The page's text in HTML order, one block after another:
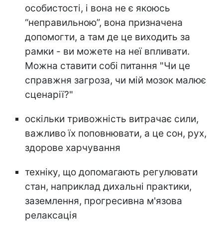
особистості, і вона не є якоюсь
“неправильною”, вона призначена
допомогти, а там де це виходить за
рамки - ви можете на неї впливати.
Можна ставити собі питання "Чи це
справжня загроза, чи мій мозок малює
сценарії?"
оскільки тривожність витрачає сили,
важливо їх поповнювати, а це сон, рух,
здорове харчування
техніку, що допомагають регулювати
стан, наприклад дихальні практики,
заземлення, прогресивна м'язова
релаксація